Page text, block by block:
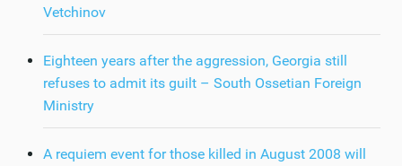
Vetchinov
Eighteen years after the aggression, Georgia still
refuses to admit its guilt – South Ossetian Foreign
Ministry
A requiem event for those killed in August 2008 will